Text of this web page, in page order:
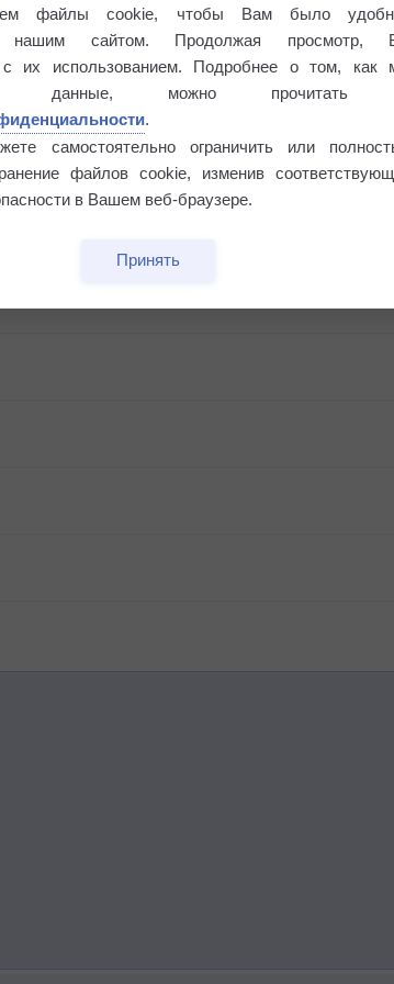
файлы cookie, чтобы Вам было
нашим сайтом. Продолжая просмотр,
с их использованием. Подробнее о том, как
данные, можно прочитать
.
самостоятельно ограничить или
файлов cookie, изменив
в Вашем веб-браузере.
Принять